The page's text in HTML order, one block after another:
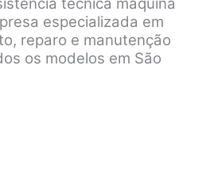
técnica máquina
especializada em
reparo e manutenção
os modelos em São